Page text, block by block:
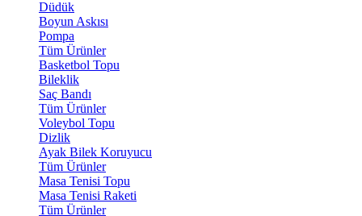
Düdük
Boyun Askısı
Pompa
Tüm Ürünler
Basketbol Topu
Bileklik
Saç Bandı
Tüm Ürünler
Voleybol Topu
Dizlik
Ayak Bilek Koruyucu
Tüm Ürünler
Masa Tenisi Topu
Masa Tenisi Raketi
Tüm Ürünler